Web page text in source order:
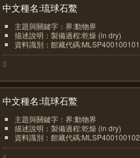
中文種名:琉球石鱉
主題與關鍵字：界:動物界
描述說明：製備過程:乾燥 (in dry)
資料識別：館藏代碼:MLSP400100101
3
中文種名:琉球石鱉
主題與關鍵字：界:動物界
描述說明：製備過程:乾燥 (in dry)
資料識別：館藏代碼:MLSP400100102